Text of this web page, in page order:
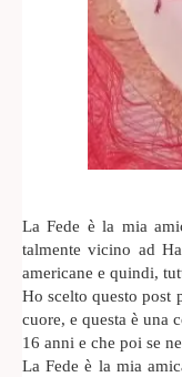
La Fede è la mia
talmente vicino ad
americane e quindi,
Ho scelto questo post
cuore, e questa è una
16 anni e che poi se
La Fede è la mia